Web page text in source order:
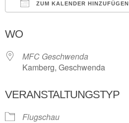
ZUM KALENDER HINZUFÜGEN
WO
MFC Geschwenda
Kamberg, Geschwenda
VERANSTALTUNGSTYP
Flugschau